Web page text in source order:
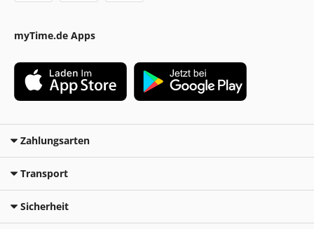
myTime.de Apps
Zahlungsarten
Transport
Sicherheit